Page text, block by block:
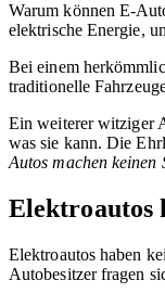
Warum können E-
elektrische Energie,
Bei einem
traditionelle
Ein weiterer witziger
was sie kann. Die
Autos machen keinen
Elektroautos
Elektroautos haben
Autobesitzer fragen